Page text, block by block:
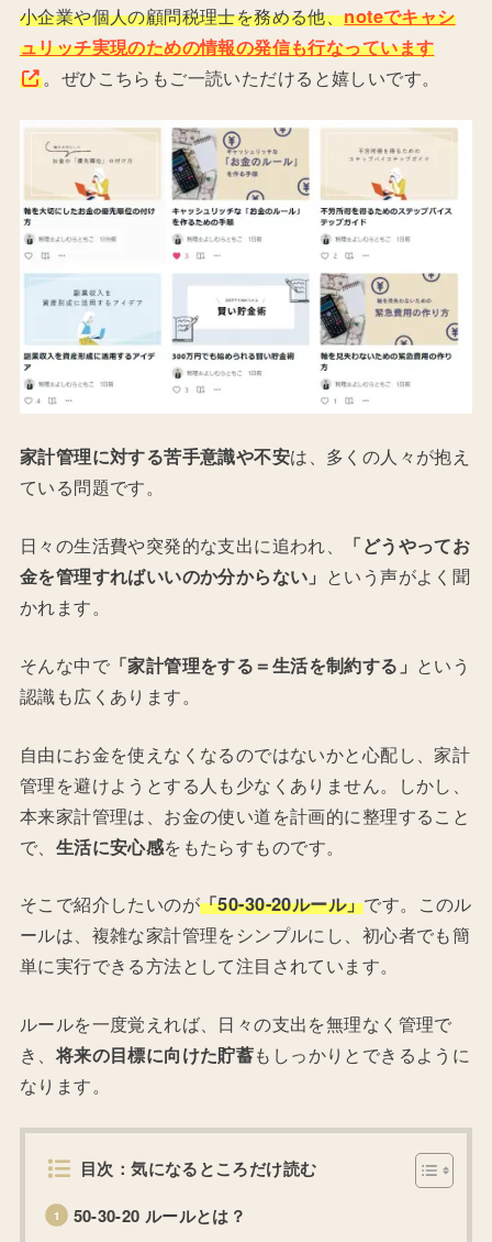
小企業や個人の顧問税理士を務める他、noteでキャシ
ュリッチ実現のための情報の発信も行なっています
。ぜひこちらもご一読いただけると嬉しいです。
家計管理に対する苦手意識や不安は、多くの人々が抱え
ている問題です。
日々の生活費や突発的な支出に追われ、
「どうやってお
金を管理すればいいのか分からない」 という声がよく聞
かれます。
そんな中で「家計管理をする＝生活を制約する」 という
認識も広くあります。
自由にお金を使えなくなるのではないかと心配し、家計
管理を避けようとする人も少なくありません。しかし、
本来家計管理は、お金の使い道を計画的に整理すること
で、 生活に安心感をもたらすものです。
そこで紹介したいのが「50-30-20ルール」です。このル
ールは、複雑な家計管理をシンプルにし、初心者でも簡
単に実行できる方法として注目されています。
ルールを一度覚えれば、日々の支出を無理なく管理で
き、将来の目標に向けた貯蓄もしっかりとできるように
なります。
目次：気になるところだけ読む
50-30-20 ルールとは？